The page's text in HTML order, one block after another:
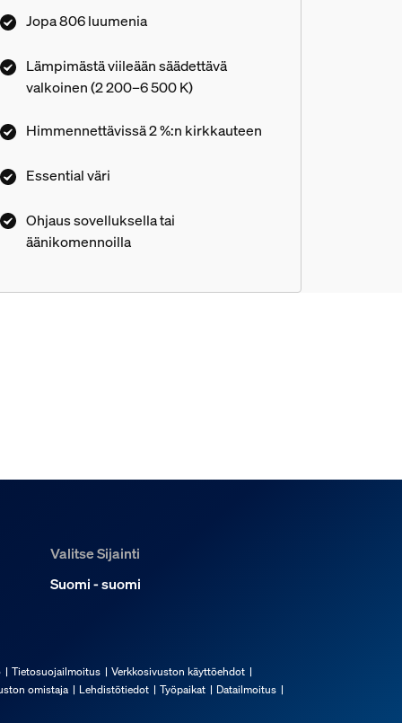
tunnelma tasaisella
miljoonilla väreillä ja
– tai luo omasi!
kaikkien Philips Hue -
Jopa 806 luumenia
Lämpimästä viileään säädettävä
valkoinen (2 200–6 500 K)
Himmennettävissä 2 %:n kirkkauteen
Essential väri
Ohjaus sovelluksella tai
äänikomennoilla
Valitse Sijainti
Suomi - suomi
Tietosuojailmoitus
Verkkosivuston käyttöehdot
omistaja
Lehdistötiedot Työpaikat Datailmoitus